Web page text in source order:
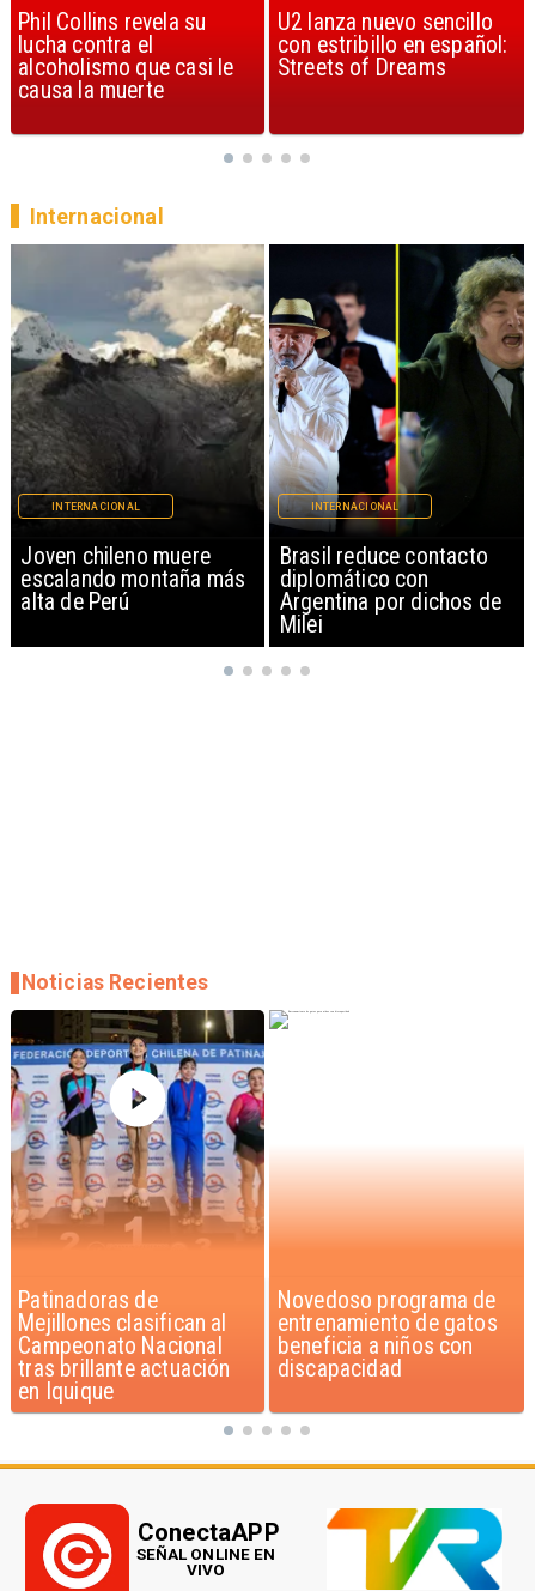
U2 lanza nuevo sencillo
con estribillo en español:
Streets of Dreams
“Africa” de Toto es
considerada la mejor
canción, según la ciencia
Brasil reduce contacto
diplomático con
Argentina por dichos de
INTERNACIONAL
China restringe
exportación de drones a
EEUU y sanciona
empresas
INTERNACIONAL
Internacional
Novedoso programa de
entrenamiento de gatos
beneficia a niños con
discapacidad
Alarmante hábito en
jóvenes de 13 a 15 años
según encuesta del
Minsal
Noticias Recientes
ConectaAPP
SEÑAL ONLINE EN
VIVO